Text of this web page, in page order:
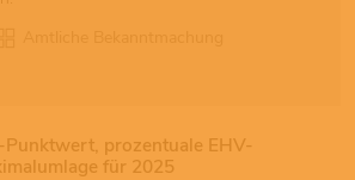
Punktwert, prozentuale EHV-
für 2025